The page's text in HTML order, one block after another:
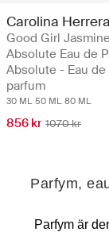
Carolina Herrera
Good Girl
Absolute Eau de
Absolute - Eau de
parfum
30 ML 50 ML 80 ML
856 kr 1070 kr
Parfym,
Parfym är